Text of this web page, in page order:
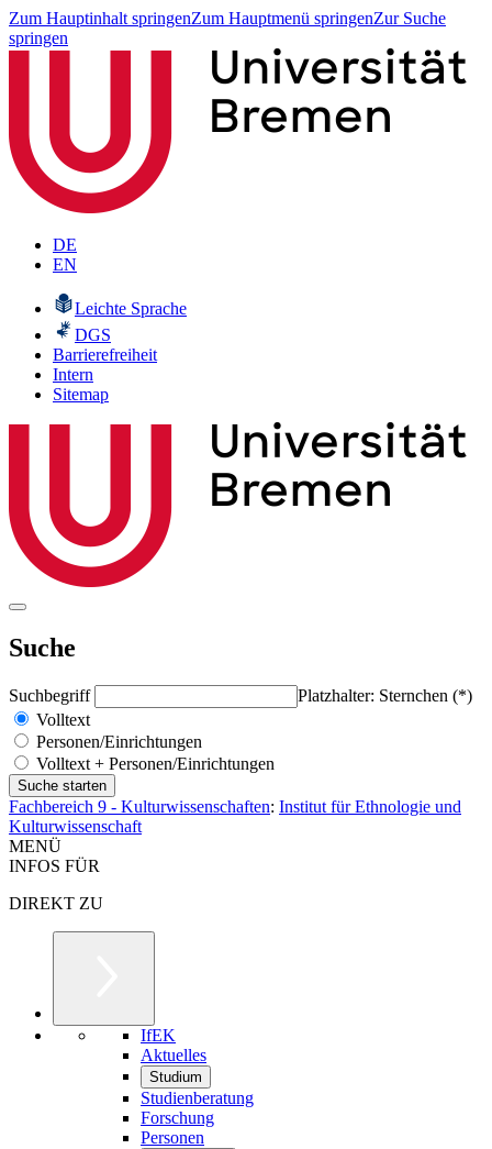
Zum Hauptinhalt springenZum Hauptmenü springenZur Suche
springen
DE
EN
Leichte Sprache
DGS
Barrierefreiheit
Intern
Sitemap
Suche
Suchbegriff
Platzhalter: Sternchen (*)
Volltext
Personen/Einrichtungen
Volltext + Personen/Einrichtungen
Fachbereich 9 - Kulturwissenschaften: Institut für Ethnologie und
Kulturwissenschaft
MENÜ
INFOS FÜR
DIREKT ZU
IfEK
Aktuelles
Studium
Studienberatung
Forschung
Personen